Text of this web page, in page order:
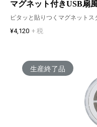
マグネット付きUSB扇
ピタッと貼りつくマグネットス
¥4,120 + 税
生産終了品